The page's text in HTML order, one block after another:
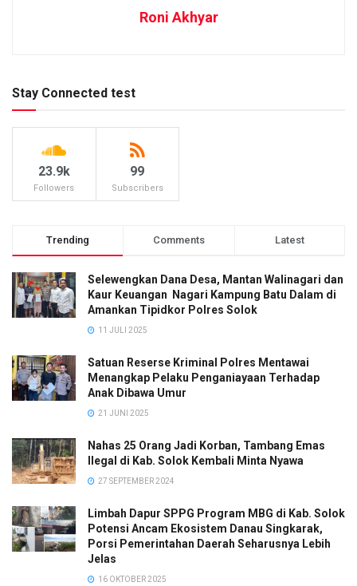
Roni Akhyar
Stay Connected test
23.9k
Followers
99
Subscribers
Trending Comments Latest
Selewengkan Dana Desa, Mantan Walinagari dan
Kaur Keuangan Nagari Kampung Batu Dalam di
Amankan Tipidkor Polres Solok
11 JULI 2025
Satuan Reserse Kriminal Polres Mentawai
Menangkap Pelaku Penganiayaan Terhadap
Anak Dibawa Umur
21 JUNI 2025
Nahas 25 Orang Jadi Korban, Tambang Emas
Ilegal di Kab. Solok Kembali Minta Nyawa
27 SEPTEMBER 2024
Limbah Dapur SPPG Program MBG di Kab. Solok
Potensi Ancam Ekosistem Danau Singkarak,
Porsi Pemerintahan Daerah Seharusnya Lebih
Jelas
16 OKTOBER 2025